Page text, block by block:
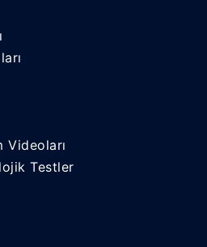
Videoları
Testler